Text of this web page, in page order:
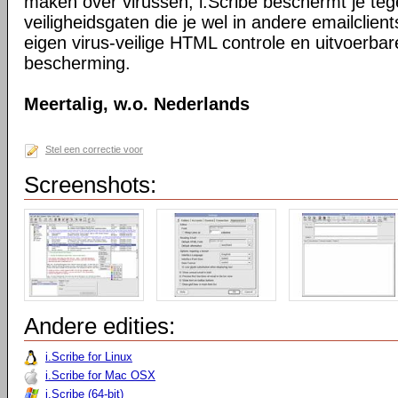
veiligheidsgaten die je wel in andere
eigen virus-veilige HTML controle en
bescherming.
Meertalig, w.o. Nederlands
Stel een correctie voor
Screenshots:
Andere edities:
i.Scribe for Linux
i.Scribe for Mac OSX
i.Scribe (64-bit)